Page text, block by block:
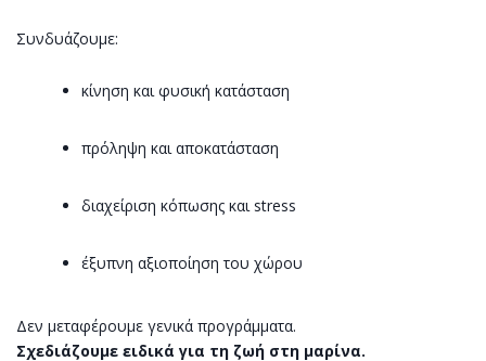
Συνδυάζουμε:
κίνηση και φυσική κατάσταση
πρόληψη και αποκατάσταση
διαχείριση κόπωσης και stress
έξυπνη αξιοποίηση του χώρου
Δεν μεταφέρουμε γενικά προγράμματα.
Σχεδιάζουμε ειδικά για τη ζωή στη μαρίνα.